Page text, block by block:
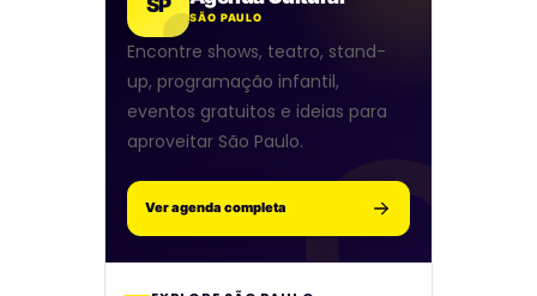
SP
SÃO PAULO
Encontre shows, teatro, stand-
up, programação infantil,
eventos gratuitos e ideias para
aproveitar São Paulo.
Ver agenda completa